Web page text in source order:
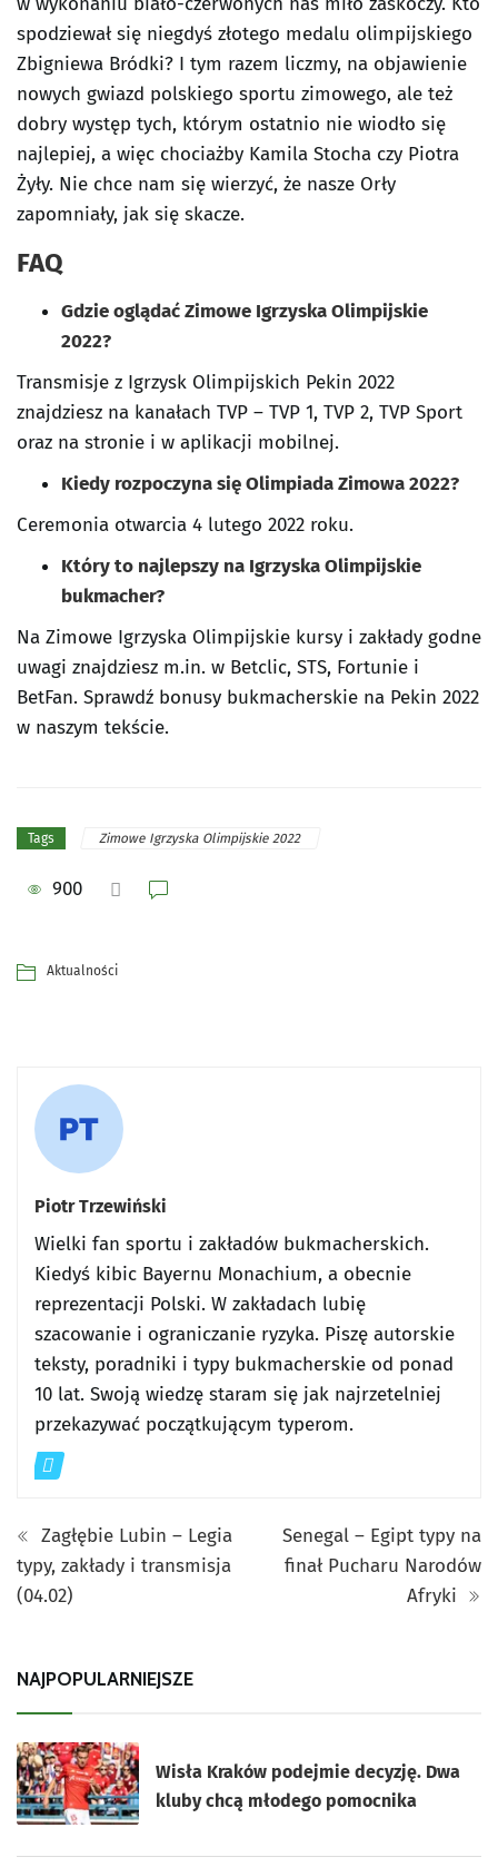
spodziewał się niegdyś złotego medalu olimpijskiego
Zbigniewa Bródki? I tym razem liczmy, na objawienie
nowych gwiazd polskiego sportu zimowego, ale też
dobry występ tych, którym ostatnio nie wiodło się
najlepiej, a więc chociażby Kamila Stocha czy Piotra
Żyły. Nie chce nam się wierzyć, że nasze Orły
zapomniały, jak się skacze.
FAQ
Gdzie oglądać Zimowe Igrzyska Olimpijskie
2022?
Transmisje z Igrzysk Olimpijskich Pekin 2022
znajdziesz na kanałach TVP – TVP 1, TVP 2, TVP Sport
oraz na stronie i w aplikacji mobilnej.
Kiedy rozpoczyna się Olimpiada Zimowa 2022?
Ceremonia otwarcia 4 lutego 2022 roku.
Który to najlepszy na Igrzyska Olimpijskie
bukmacher?
Na Zimowe Igrzyska Olimpijskie kursy i zakłady godne
uwagi znajdziesz m.in. w Betclic, STS, Fortunie i
BetFan. Sprawdź bonusy bukmacherskie na Pekin 2022
w naszym tekście.
Tags Zimowe Igrzyska Olimpijskie 2022
900
Aktualności
Piotr Trzewiński
Wielki fan sportu i zakładów bukmacherskich.
Kiedyś kibic Bayernu Monachium, a obecnie
reprezentacji Polski. W zakładach lubię
szacowanie i ograniczanie ryzyka. Piszę autorskie
teksty, poradniki i typy bukmacherskie od ponad
10 lat. Swoją wiedzę staram się jak najrzetelniej
przekazywać początkującym typerom.
Zagłębie Lubin – Legia
typy, zakłady i transmisja
(04.02)
Senegal – Egipt typy na
finał Pucharu Narodów
Afryki
NAJPOPULARNIEJSZE
Wisła Kraków podejmie decyzję. Dwa
kluby chcą młodego pomocnika